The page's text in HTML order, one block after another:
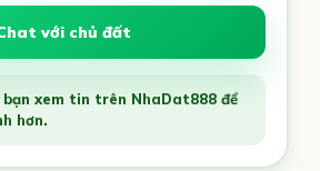
với chủ đất
bạn xem tin trên NhaDat888 để
hơn.